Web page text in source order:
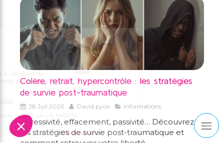
Colère, retrait, hypercontrôle : les stratégies
de survie post-traumatique
28 Juil 2026 David pyon informations
Agressivité, effacement, passivité… Découvrez
les stratégies de survie post-traumatique et